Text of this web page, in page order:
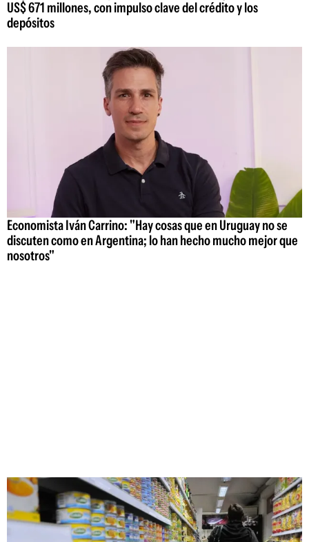
US$ 671 millones, con impulso clave del crédito y los
depósitos
Economista Iván Carrino: "Hay cosas que en Uruguay no se
discuten como en Argentina; lo han hecho mucho mejor que
nosotros"